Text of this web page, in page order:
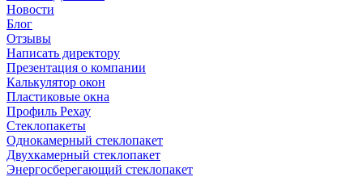
Новости
Блог
Отзывы
Написать директору
Презентация о компании
Калькулятор окон
Пластиковые окна
Профиль Рехау
Стеклопакеты
Однокамерный стеклопакет
Двухкамерный стеклопакет
Энергосберегающий стеклопакет